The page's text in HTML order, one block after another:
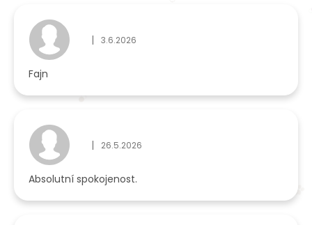
Hodnocení obchodu je 5 z 5 hvězdiček.
| 3.6.2026
Fajn
Hodnocení obchodu je 5 z 5 hvězdiček.
| 26.5.2026
Absolutní spokojenost.